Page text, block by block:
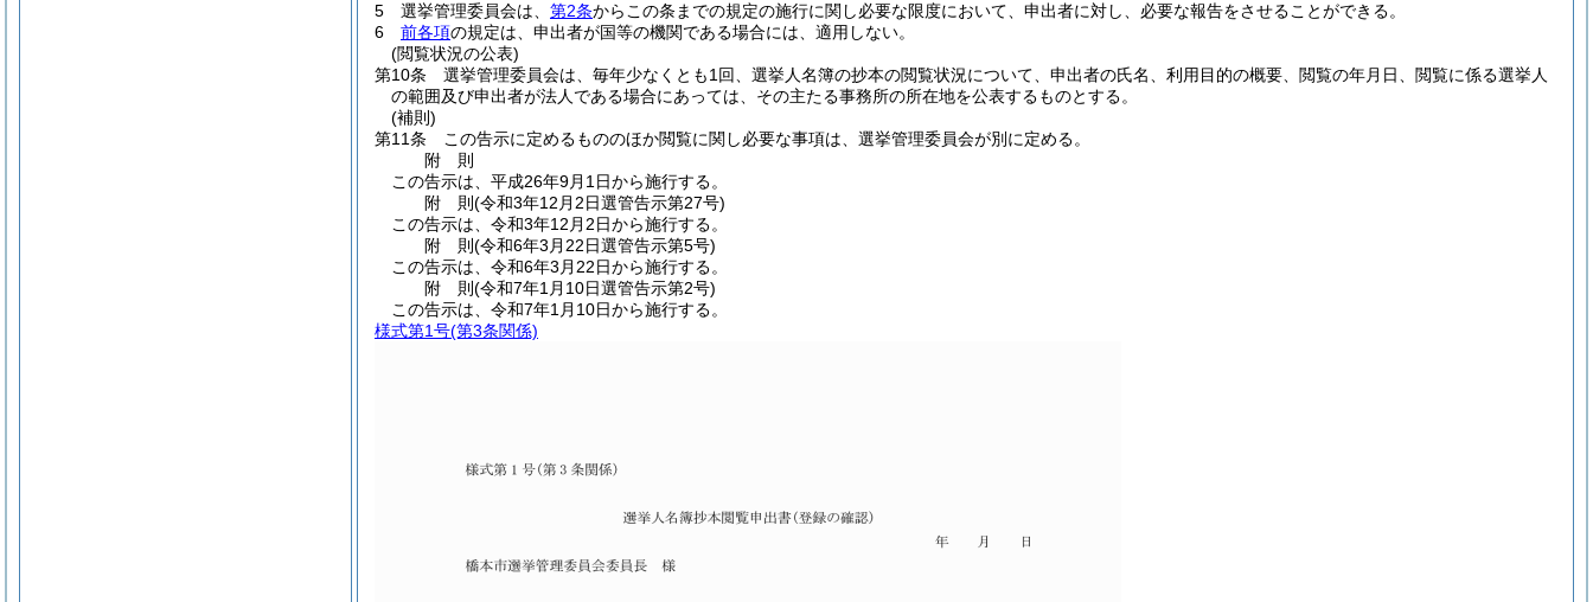
5
選挙管理委員会は、 第2条からこの条までの規定の施行に関し必要な限度において、申出者に対し、必要な報告をさせることができる。
6
前各項の規定は、申出者が国等の機関である場合には、適用しない。
(閲覧状況の公表)
第10条
選挙管理委員会は、毎年少なくとも1回、選挙人名簿の抄本の閲覧状況について、申出者の氏名、利用目的の概要、閲覧の年月日、閲覧に係る選挙人
の範囲及び申出者が法人である場合にあっては、その主たる事務所の所在地を公表するものとする。
(補則)
第11条
この告示に定めるもののほか閲覧に関し必要な事項は、選挙管理委員会が別に定める。
附 則
この告示は、平成26年9月1日から施行する。
附 則(令和3年12月2日選管告示第27号)
この告示は、令和3年12月2日から施行する。
附 則(令和6年3月22日選管告示第5号)
この告示は、令和6年3月22日から施行する。
附 則(令和7年1月10日選管告示第2号)
この告示は、令和7年1月10日から施行する。
様式第1号(第3条関係)